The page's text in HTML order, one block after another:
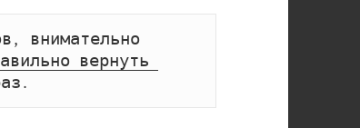
внимательно
вернуть